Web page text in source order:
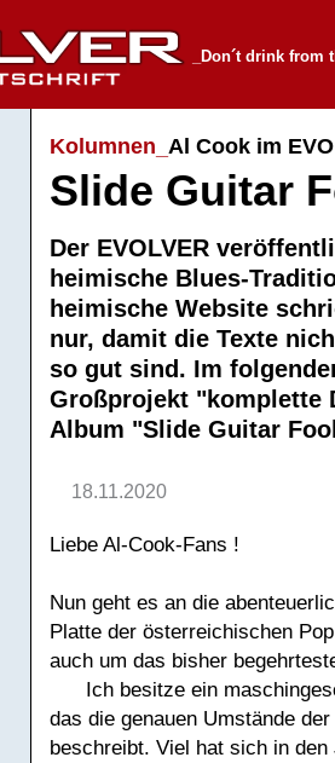
_Don´t drink from
Kolumnen_ Al Cook im
Slide Guitar
Der EVOLVER
heimische Blues-
heimische Website
nur, damit die Texte
so gut sind. Im
Großprojekt "komplette
Album "Slide Guitar
18.11.2020
Liebe Al-Cook-Fans !
Nun geht es an die
Platte der österreichischen
auch um das bisher
Ich besitze ein
das die genauen Umstände
beschreibt. Viel hat sich in